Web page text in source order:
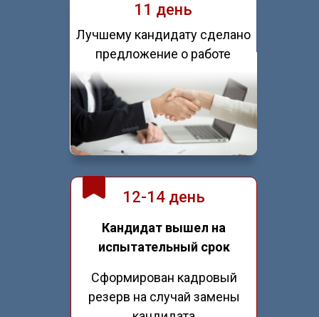
11 день
Лучшему кандидату сделано
предложение о работе
12-14 день
Кандидат вышел на
испытательный срок
Сформирован кадровый
резерв на случай замены